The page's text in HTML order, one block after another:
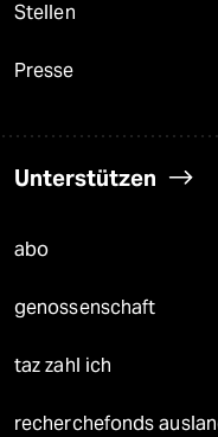
Stellen
Presse
Unterstützen
abo
genossenschaft
taz zahl ich
recherchefonds